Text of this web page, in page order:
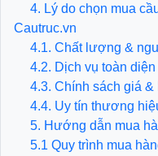
4. Lý do chọn mua
Cautruc.vn
4.1. Chất lượng &
4.2. Dịch vụ toàn diện
4.3. Chính sách giá &
4.4. Uy tín thương
5. Hướng dẫn mua
5.1 Quy trình mua